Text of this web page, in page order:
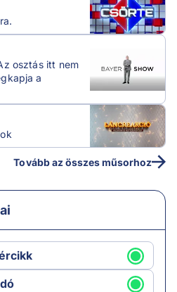
osztás itt nem
a
Tovább az összes műsorhoz